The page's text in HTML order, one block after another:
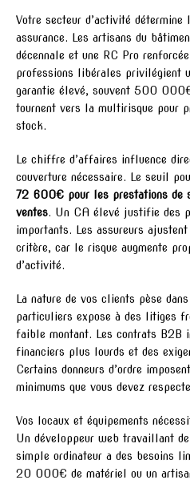
Votre secteur d’activité détermine
assurance. Les artisans du
décennale et une RC Pro
professions libérales privilégient
garantie élevé, souvent 500
tournent vers la multirisque pour
stock.
Le chiffre d’affaires influence
couverture nécessaire. Le seuil
72 600€ pour les prestations de
ventes. Un CA élevé justifie des
importants. Les assureurs
critère, car le risque augmente
d’activité.
La nature de vos clients pèse
particuliers expose à des litiges
faible montant. Les contrats B2B
financiers plus lourds et des
Certains donneurs d’ordre
minimums que vous devez
Vos locaux et équipements
Un développeur web travaillant
simple ordinateur a des besoins
20 000€ de matériel ou un